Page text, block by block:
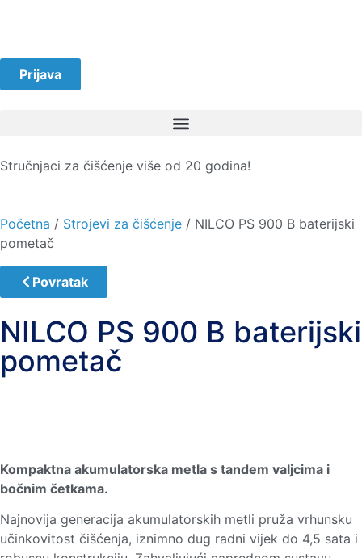
Prijava
Stručnjaci za čišćenje više od 20 godina!
Početna / Strojevi za čišćenje / NILCO PS 900 B baterijski
pometač
Povratak
NILCO PS 900 B baterijski
pometač
Kompaktna akumulatorska metla s tandem valjcima i
bočnim četkama.
Najnovija generacija akumulatorskih metli pruža vrhunsku
učinkovitost čišćenja, iznimno dug radni vijek do 4,5 sata i